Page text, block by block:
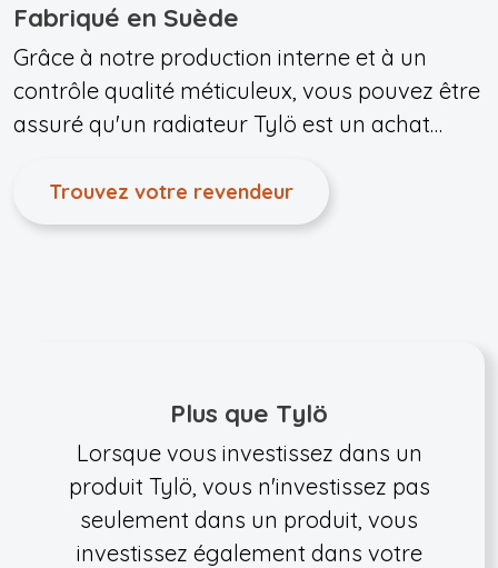
Fabriqué en Suède
Grâce à notre production interne et à un
contrôle qualité méticuleux, vous pouvez être
assuré qu'un radiateur Tylö est un achat
Trouvez votre revendeur
Plus que Tylö
Lorsque vous investissez dans un
produit Tylö, vous n'investissez pas
seulement dans un produit, vous
investissez également dans votre